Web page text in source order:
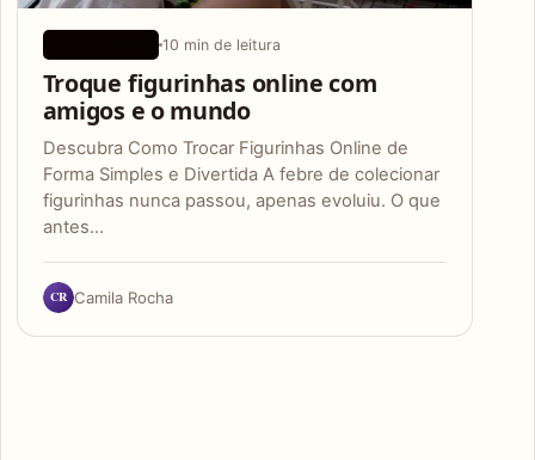
10 min de leitura
Troque figurinhas online com
amigos e o mundo
Descubra Como Trocar Figurinhas Online de
Forma Simples e Divertida A febre de colecionar
figurinhas nunca passou, apenas evoluiu. O que
antes…
CR Camila Rocha